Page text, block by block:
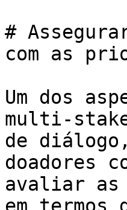
#
com as
Um dos
multi-
de
doadores
avaliar as